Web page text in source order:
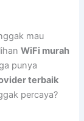
mau
WiFi murah
punya
terbaik
percaya?